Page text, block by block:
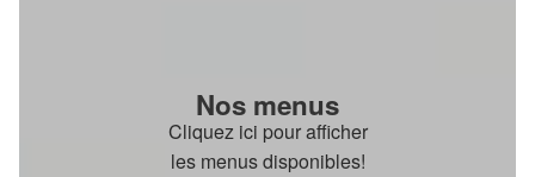
Nos menus
Cliquez ici pour afficher
les menus disponibles!